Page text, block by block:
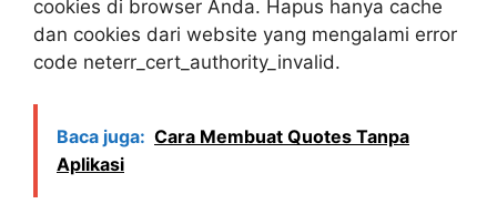
cookies di browser Anda. Hapus hanya cache
dan cookies dari website yang mengalami error
code neterr_cert_authority_invalid.
Baca juga: Cara Membuat Quotes Tanpa
Aplikasi